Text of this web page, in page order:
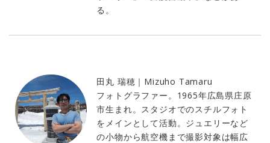
る。
田丸 瑞穂｜Mizuho Tamaru
フォトグラファー。1965年広島県庄原
市生まれ。スタジオでのスチルフォト
をメインとして活動。ジュエリーなど
の小物から航空機まで撮影対象は幅広